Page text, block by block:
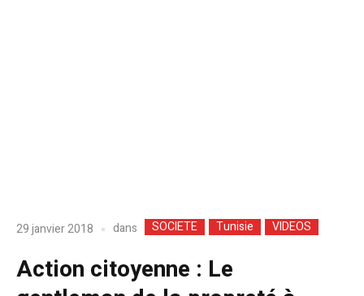
29 janvier 2018 dans SOCIETE Tunisie VIDEOS
Action citoyenne : Le